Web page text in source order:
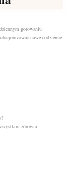
gotowaniu
nasze codzienne
zdrowia …